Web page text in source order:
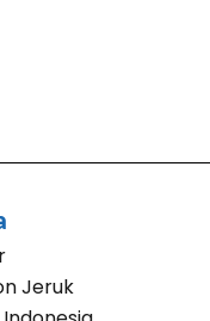
Jeruk